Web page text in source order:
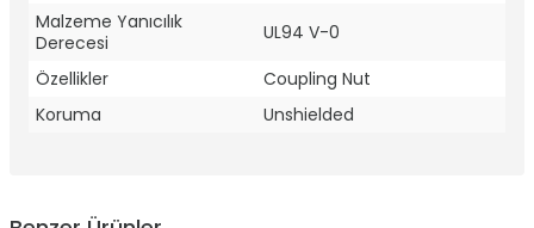
Malzeme Yanıcılık
Derecesi
UL94 V-0
Özellikler
Coupling Nut
Koruma
Unshielded